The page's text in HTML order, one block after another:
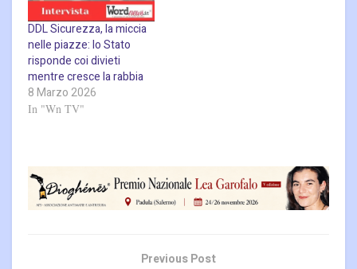
DDL Sicurezza, la miccia
nelle piazze: lo Stato
risponde coi divieti
mentre cresce la rabbia
8 Marzo 2026
In "Wn TV"
Previous Post